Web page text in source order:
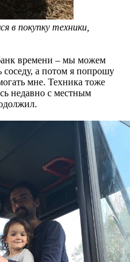
в покупку техники,
времени – мы можем
соседу, а потом я попрошу
мне. Техника тоже
недавно с местным